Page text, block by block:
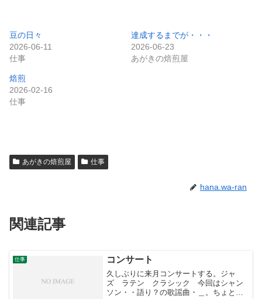
豆の日々
2026-06-11
仕事
達成するまでが・・・
2026-06-23
あがきの焙煎屋
焙煎
2026-02-16
仕事
あがきの焙煎屋 仕事
hana.wa-ran
関連記事
仕事 コンサート
久しぶりに来月コンサートする。ジャ
ズ ラテン クラシック 今回はシャン
ソン・・語り？の歌謡曲・＿。ちょとし